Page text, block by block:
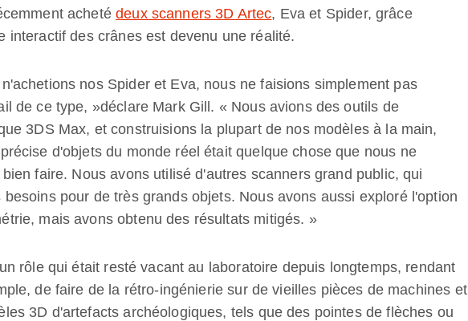
achetédeux scanners 3D Artec, Eva et Spider, grâce
interactif des crânes est devenu une réalité.
nos Spider et Eva, nous ne faisions simplement pas
de ce type, »déclare Mark Gill. « Nous avions des outils de
3DS Max, et construisions la plupart de nos modèles à la main,
d'objets du monde réel était quelque chose que nous ne
faire. Nous avons utilisé d'autres scanners grand public, qui
besoins pour de très grands objets. Nous avons aussi exploré l'option
mais avons obtenu des résultats mitigés. »
rôle qui était resté vacant au laboratoire depuis longtemps, rendant
de faire de la rétro-ingénierie sur de vieilles pièces de machines et
3D d'artefacts archéologiques, tels que des pointes de flèches ou